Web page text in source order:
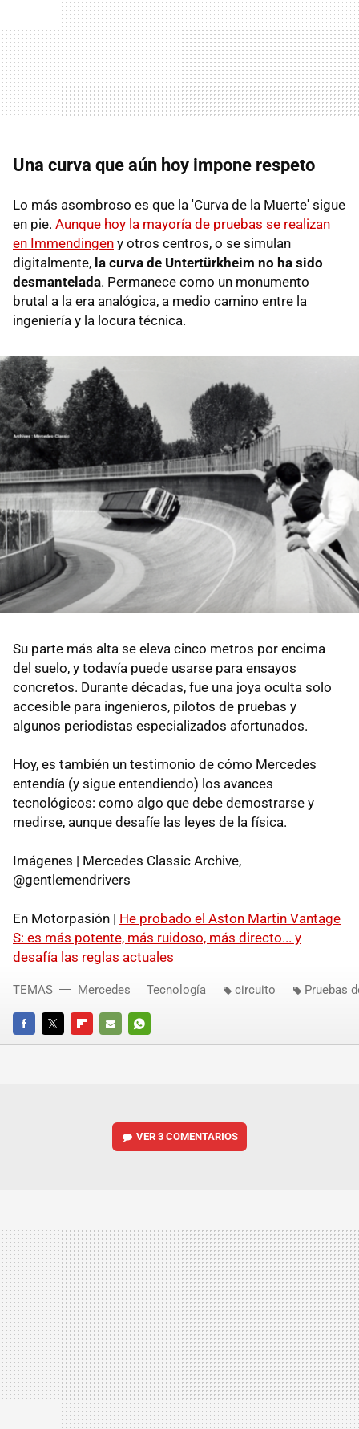
Una curva que aún hoy impone respeto
Lo más asombroso es que la 'Curva de la Muerte' sigue
en pie. Aunque hoy la mayoría de pruebas se realizan
en Immendingen y otros centros, o se simulan
digitalmente, la curva de Untertürkheim no ha sido
desmantelada. Permanece como un monumento
brutal a la era analógica, a medio camino entre la
ingeniería y la locura técnica.
Su parte más alta se eleva cinco metros por encima
del suelo, y todavía puede usarse para ensayos
concretos. Durante décadas, fue una joya oculta solo
accesible para ingenieros, pilotos de pruebas y
algunos periodistas especializados afortunados.
Hoy, es también un testimonio de cómo Mercedes
entendía (y sigue entendiendo) los avances
tecnológicos: como algo que debe demostrarse y
medirse, aunque desafíe las leyes de la física.
Imágenes | Mercedes Classic Archive,
@gentlemendrivers
En Motorpasión | He probado el Aston Martin Vantage
S: es más potente, más ruidoso, más directo... y
desafía las reglas actuales
FACEBOOKTWITTERFLIPBOARD
E-
WHATSAPP
TEMAS Mercedes Tecnología circuito Pruebas
VER3 COMENTARIOS